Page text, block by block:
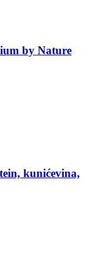
by Nature
kunićevina,